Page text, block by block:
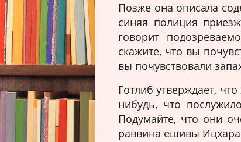
Позже она описала
синяя полиция
говорит
скажите, что вы
вы почувствовали
Готлиб утверждает,
нибудь, что
Подумайте, что они
раввина ешивы